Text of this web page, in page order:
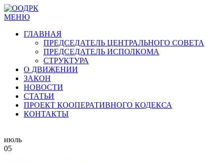
МЕНЮ
ГЛАВНАЯ
ПРЕДСЕДАТЕЛЬ ЦЕНТРАЛЬНОГО СОВЕТА
ПРЕДСЕДАТЕЛЬ ИСПОЛКОМА
СТРУКТУРА
О ДВИЖЕНИИ
ЗАКОН
НОВОСТИ
СТАТЬИ
ПРОЕКТ КООПЕРАТИВНОГО КОДЕКСА
КОНТАКТЫ
июль
05